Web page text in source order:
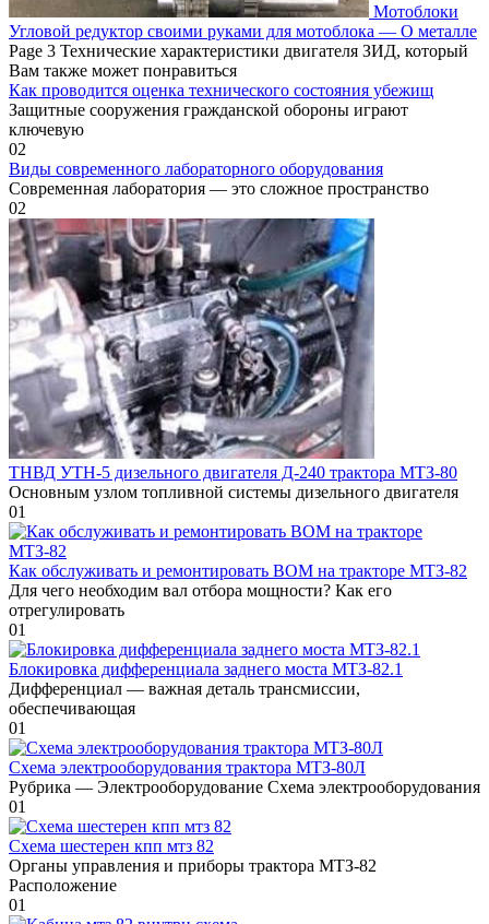
Мотоблоки
Угловой редуктор своими руками для мотоблока — О металле
Page 3 Технические характеристики двигателя ЗИД, который
Вам также может понравиться
Как проводится оценка технического состояния убежищ
Защитные сооружения гражданской обороны играют
ключевую
02
Виды современного лабораторного оборудования
Современная лаборатория — это сложное пространство
02
ТНВД УТН-5 дизельного двигателя Д-240 трактора МТЗ-80
Основным узлом топливной системы дизельного двигателя
01
Как обслуживать и ремонтировать ВОМ на тракторе МТЗ-82
Для чего необходим вал отбора мощности? Как его
отрегулировать
01
Блокировка дифференциала заднего моста МТЗ-82.1
Дифференциал — важная деталь трансмиссии,
обеспечивающая
01
Схема электрооборудования трактора МТЗ-80Л
Рубрика — Электрооборудование Схема электрооборудования
01
Схема шестерен кпп мтз 82
Органы управления и приборы трактора МТЗ-82
Расположение
01